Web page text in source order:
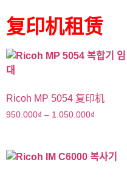
复印机租赁
Ricoh MP 5054 复印机
950.000₫ – 1.050.000₫